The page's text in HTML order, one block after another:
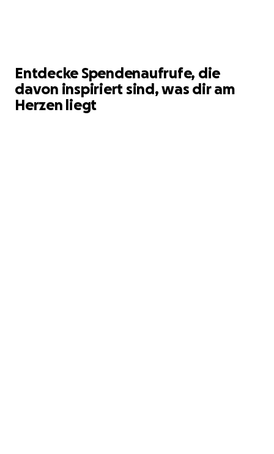
Entdecke Spendenaufrufe, die
davon inspiriert sind, was dir am
Herzen liegt